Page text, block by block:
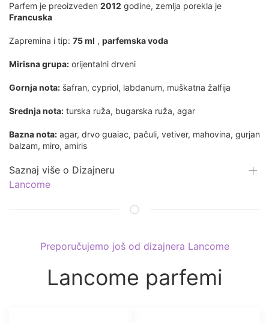
Parfem je preoizveden 2012 godine, zemlja porekla je
Francuska
Zapremina i tip: 75 ml , parfemska voda
Mirisna grupa: orijentalni drveni
Gornja nota: šafran, cypriol, labdanum, muškatna žalfija
Srednja nota: turska ruža, bugarska ruža, agar
Bazna nota: agar, drvo guaiac, pačuli, vetiver, mahovina, gurjan
balzam, miro, amiris
Saznaj više o Dizajneru
Lancome
Preporučujemo još od dizajnera Lancome
Lancome parfemi